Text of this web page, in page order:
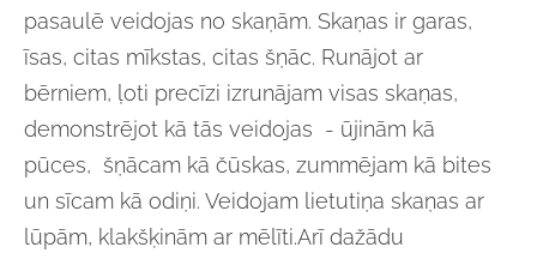
pasaulē veidojas no skaņām. Skaņas ir garas,
īsas, citas mīkstas, citas šņāc. Runājot ar
bērniem, ļoti precīzi izrunājam visas skaņas,
demonstrējot kā tās veidojas - ūjinām kā
pūces, šņācam kā čūskas, zummējam kā bites
un sīcam kā odiņi. Veidojam lietutiņa skaņas ar
lūpām, klakšķinām ar mēlīti.Arī dažādu